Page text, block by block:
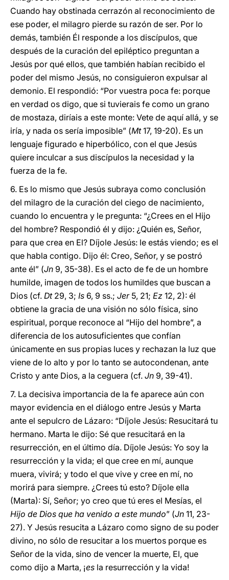
Cuando hay obstinada cerrazón al reconocimiento de
ese poder, el milagro pierde su razón de ser. Por lo
demás, también Él responde a los discípulos, que
después de la curación del epiléptico preguntan a
Jesús por qué ellos, que también habían recibido el
poder del mismo Jesús, no consiguieron expulsar al
demonio. El respondió: “Por vuestra poca fe: porque
en verdad os digo, que si tuvierais fe como un grano
de mostaza, diríais a este monte: Vete de aquí allá, y se
iría, y nada os sería imposible” (Mt17, 19-20). Es un
lenguaje figurado e hiperbólico, con el que Jesús
quiere inculcar a sus discípulos la necesidad y la
fuerza de la fe.
6. Es lo mismo que Jesús subraya como conclusión
del milagro de la curación del ciego de nacimiento,
cuando lo encuentra y le pregunta: “¿Crees en el Hijo
del hombre? Respondió él y dijo: ¿Quién es, Señor,
para que crea en El? Díjole Jesús: le estás viendo; es el
que habla contigo. Dijo él: Creo, Señor, y se postró
ante él” (Jn 9, 35-38). Es el acto de fe de un hombre
humilde, imagen de todos los humildes que buscan a
Dios (cf. Dt29, 3; Is 6, 9 ss.; Jer5, 21; Ez 12, 2): él
obtiene la gracia de una visión no sólo física, sino
espiritual, porque reconoce al “Hijo del hombre”, a
diferencia de los autosuficientes que confían
únicamente en sus propias luces y rechazan la luz que
viene de lo alto y por lo tanto se autocondenan, ante
Cristo y ante Dios, a la ceguera (cf. Jn 9, 39-41).
7. La decisiva importancia de la fe aparece aún con
mayor evidencia en el diálogo entre Jesús y Marta
ante el sepulcro de Lázaro: “Díjole Jesús: Resucitará tu
hermano. Marta le dijo: Sé que resucitará en la
resurrección, en el último día. Díjole Jesús: Yo soy la
resurrección y la vida; el que cree en mí, aunque
muera, vivirá; y todo el que vive y cree en mí, no
morirá para siempre. ¿Crees tú esto? Díjole ella
(Marta): Sí, Señor; yo creo que tú eres el Mesías, el
Hijo de Dios que ha venido a este mundo” (Jn 11, 23-
27). Y Jesús resucita a Lázaro como signo de su poder
divino, no sólo de resucitar a los muertos porque es
Señor de la vida, sino de vencer la muerte, El, que
como dijo a Marta, ¡es la resurrección y la vida!